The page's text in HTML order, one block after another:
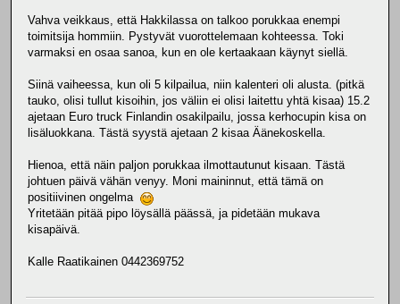
Vahva veikkaus, että Hakkilassa on talkoo porukkaa enempi
toimitsija hommiin. Pystyvät vuorottelemaan kohteessa. Toki
varmaksi en osaa sanoa, kun en ole kertaakaan käynyt siellä.
Siinä vaiheessa, kun oli 5 kilpailua, niin kalenteri oli alusta. (pitkä
tauko, olisi tullut kisoihin, jos väliin ei olisi laitettu yhtä kisaa) 15.2
ajetaan Euro truck Finlandin osakilpailu, jossa kerhocupin kisa on
lisäluokkana. Tästä syystä ajetaan 2 kisaa Äänekoskella.
Hienoa, että näin paljon porukkaa ilmottautunut kisaan. Tästä
johtuen päivä vähän venyy. Moni maininnut, että tämä on
positiivinen ongelma
Yritetään pitää pipo löysällä päässä, ja pidetään mukava
kisapäivä.
Kalle Raatikainen 0442369752